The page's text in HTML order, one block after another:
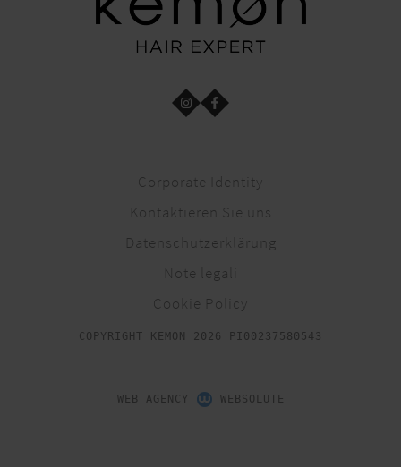
Corporate Identity
Kontaktieren Sie uns
Datenschutzerklärung
Note legali
Cookie Policy
COPYRIGHT KEMON 2026 PI00237580543
WEB AGENCY WEBSOLUTE